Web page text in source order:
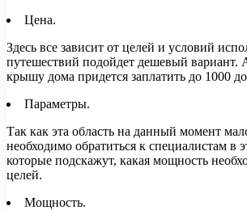
Цена.
Здесь все зависит от целей и условий
путешествий подойдет дешевый вариант.
крышу дома придется заплатить до 1000
Параметры.
Так как эта область на данный момент
необходимо обратиться к специалистам в
которые подскажут, какая мощность
целей.
Мощность.